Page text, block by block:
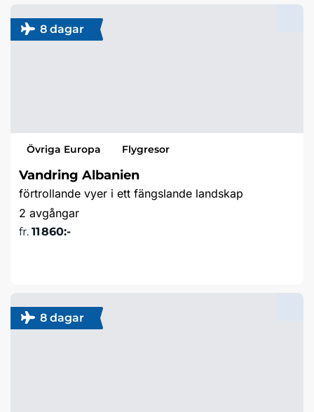
8 dagar
Övriga Europa Flygresor
Vandring Albanien
förtrollande vyer i ett fängslande landskap
2 avgångar
fr. 11 860:-
8 dagar